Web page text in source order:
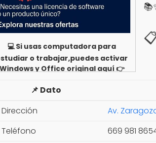
💻 Si usas computadora para
o trabajar,puedes activar
Windows y Office original aquí 👉
📌 Dato
Dirección
Av.
Teléfono
669 981